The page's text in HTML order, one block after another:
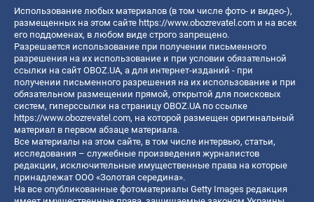
Использование любых материалов (в том числе фото- и видео-),
размещенных на этом сайте https://www.obozrevatel.com и на всех
его поддоменах, в любом виде строго запрещено.
Разрешается использование при получении письменного
разрешения на их использование и при условии обязательной
ссылки на сайт OBOZ.UA, а для интернет-изданий - при
получении письменного разрешения на их использование и при
обязательном размещении прямой, открытой для поисковых
систем, гиперссылки на страницу OBOZ.UA по ссылке
https://www.obozrevatel.com, на которой размещен оригинальный
материал в первом абзаце материала.
Все материалы на этом сайте, в том числе интервью, статьи,
исследования – служебные произведения журналистов
редакции, исключительные имущественные права на которые
принадлежат ООО «Золотая середина».
На все опубликованные фотоматериалы Getty Images редакция